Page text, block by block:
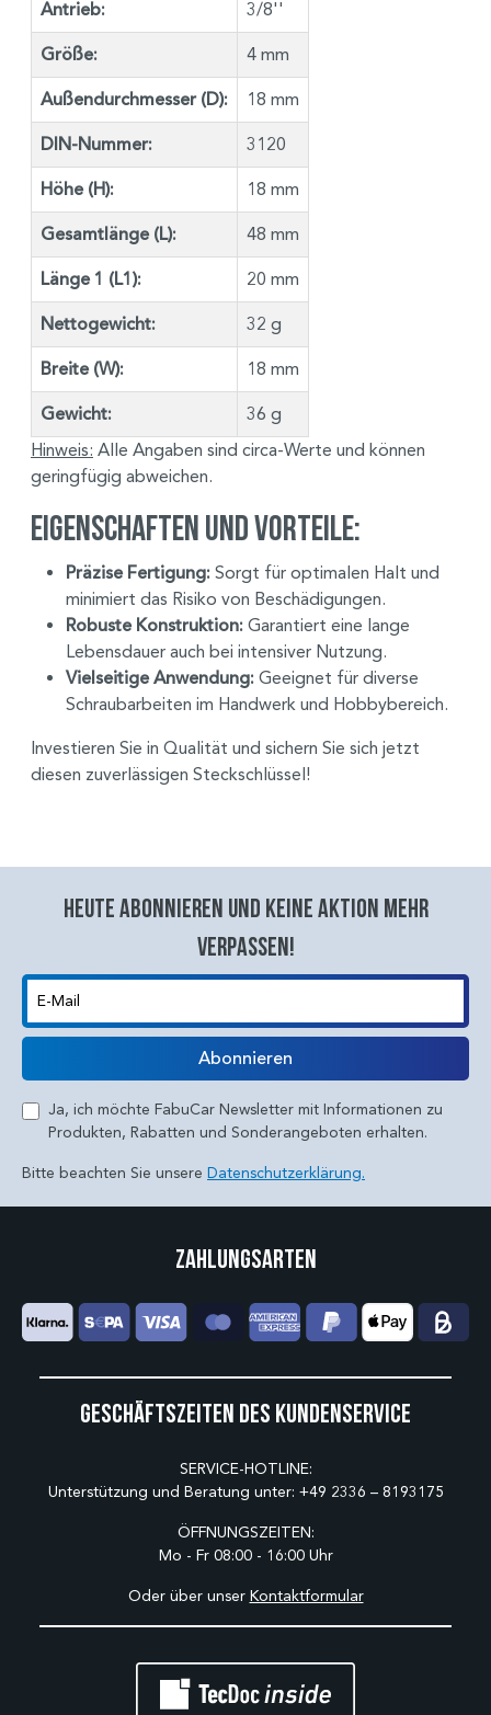
Antrieb: 3/8''
Größe: 4 mm
Außendurchmesser (D): 18 mm
DIN-Nummer: 3120
Höhe (H): 18 mm
Gesamtlänge (L): 48 mm
Länge 1 (L1): 20 mm
Nettogewicht: 32 g
Breite (W): 18 mm
Gewicht:
36 g
Hinweis: Alle Angaben sind circa-Werte und können
geringfügig abweichen.
Eigenschaften und Vorteile:
Präzise Fertigung: Sorgt für optimalen Halt und
minimiert das Risiko von Beschädigungen.
Robuste Konstruktion: Garantiert eine lange
Lebensdauer auch bei intensiver Nutzung.
Vielseitige Anwendung: Geeignet für diverse
Schraubarbeiten im Handwerk und Hobbybereich.
Investieren Sie in Qualität und sichern Sie sich jetzt
diesen zuverlässigen Steckschlüssel!
Heute abonnieren und keine aktion mehr
verpassen!
E-Mail
Abonnieren
Ja, ich möchte FabuCar Newsletter mit Informationen zu
Produkten, Rabatten und Sonderangeboten erhalten.
Bitte beachten Sie unsere Datenschutzerklärung.
Geschäftszeiten des Kundenservice
SERVICE-HOTLINE:
Unterstützung und Beratung unter: +49 2336 – 8193175
ÖFFNUNGSZEITEN:
Mo - Fr 08:00 - 16:00 Uhr
Oder über unser Kontaktformular
Zahlungsarten